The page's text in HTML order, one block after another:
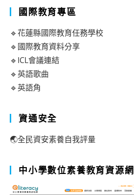
國際教育專區
🔹花蓮縣國際教育任務學校
🔹國際教育資料分享
🔹ICL會議連結
🔹英語歌曲
🔹英語角
資通安全
🌏全民資安素養自我評量
中小學數位素養教育資源網